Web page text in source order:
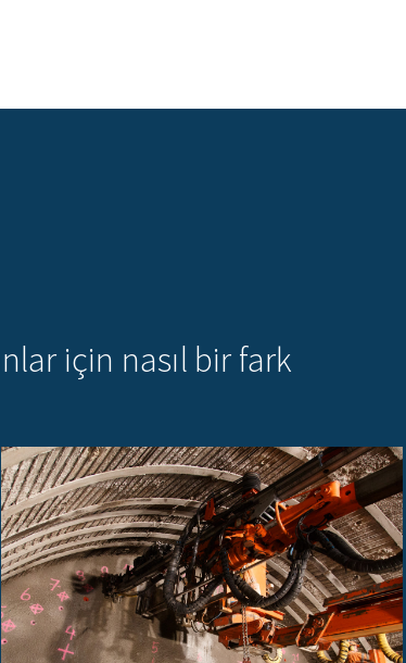
için nasıl bir fark